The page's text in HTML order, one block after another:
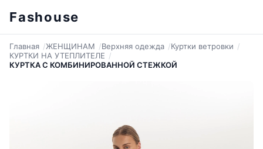
Fashouse
Главная ЖЕНЩИНАМ Верхняя одежда
Куртки ветровки
КУРТКИ НА УТЕПЛИТЕЛЕ
КУРТКА С КОМБИНИРОВАННОЙ СТЕЖКОЙ